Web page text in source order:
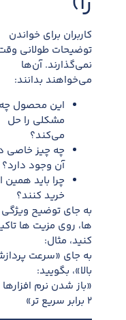
کاربران برای خواندن
توضیحات طولانی
نمی‌گذارند. آن‌ها
می‌خواهند بدانند:
این محصول چه
مشکلی را حل
می‌کند؟
چه چیز خاصی
آن وجود دارد؟
چرا باید همین
خرید کنند؟
به جای توضیح ویژگی
ها، روی مزیت ها
کنید، مثال:
به جای «سرعت
بالا»، بگویید:
«باز شدن نرم افزارها
۲ برابر سریع تر»